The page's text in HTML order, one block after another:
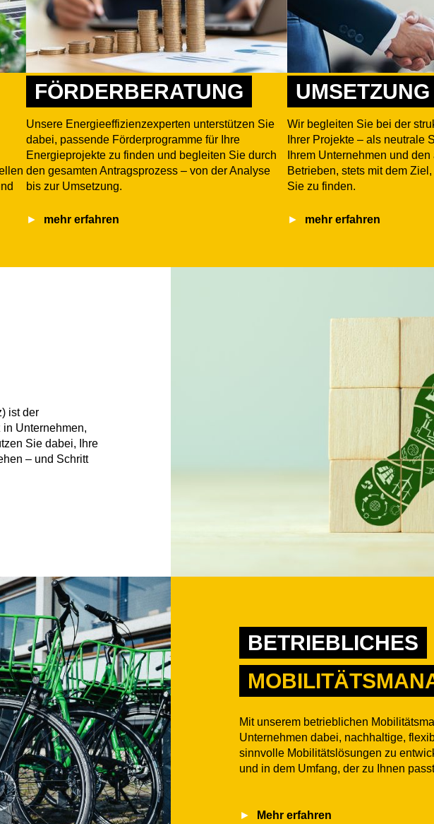
FÖRDERBERATUNG
Unsere Energieeffizienzexperten unterstützen Sie
dabei, passende Förderprogramme für Ihre
Energieprojekte zu finden und begleiten Sie durch
den gesamten Antragsprozess – von der Analyse
bis zur Umsetzung.
mehr erfahren
UMSETZUNG
Wir begleiten Sie bei der
Ihrer Projekte – als neutrale
Ihrem Unternehmen und
Betrieben, stets mit dem
Sie zu finden.
mehr erfahren
ist der
Unternehmen,
Sie dabei, Ihre
– und Schritt
BETRIEBLICHES
Mit unserem betrieblichen
Unternehmen dabei, nachhaltige,
sinnvolle Mobilitätslösungen zu
und in dem Umfang, der zu Ihnen
Mehr erfahren